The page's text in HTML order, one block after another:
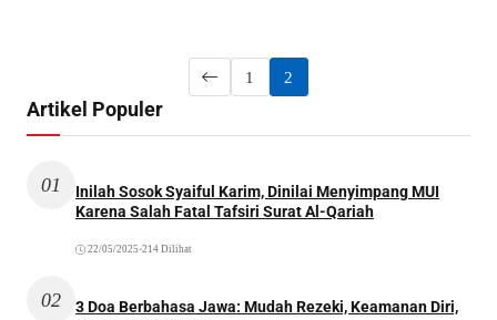
1 2
Artikel Populer
01
Inilah Sosok Syaiful Karim, Dinilai Menyimpang MUI
Karena Salah Fatal Tafsiri Surat Al-Qariah
22/05/2025 •214 Dilihat
02
3 Doa Berbahasa Jawa: Mudah Rezeki, Keamanan Diri,